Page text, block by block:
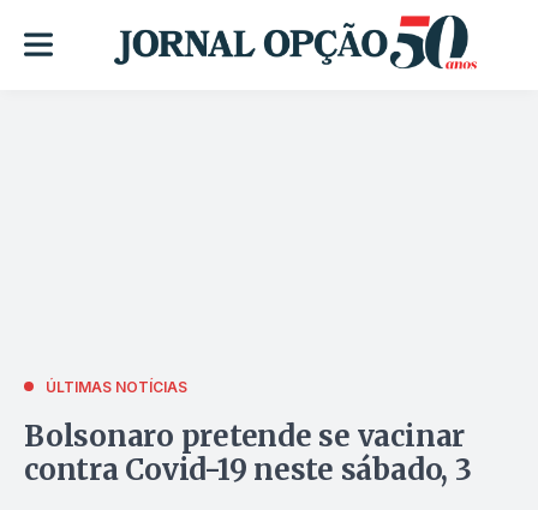
ÚLTIMAS NOTÍCIAS
Bolsonaro pretende se vacinar
contra Covid-19 neste sábado, 3